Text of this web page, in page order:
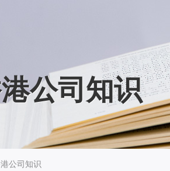
公司知识
公司知识